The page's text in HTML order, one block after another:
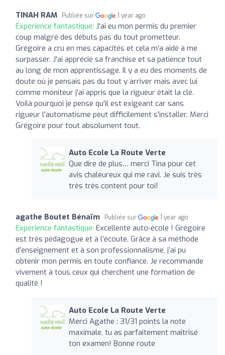
TINAH RAM Publiée sur 1 year ago
Expérience fantastique: J'ai eu mon permis du premier
coup malgré des débuts pas du tout prometteur.
Grégoire a cru en mes capacités et cela m'a aidé à me
surpasser. J'ai apprécié sa franchise et sa patience tout
au long de mon apprentissage. Il y a eu des moments de
doute où je pensais pas du tout y arriver mais avec lui
comme moniteur j'ai appris que la rigueur était la clé.
Voilà pourquoi je pense qu'il est exigeant car sans
rigueur l'automatisme peut difficilement s'installer. Merci
Grégoire pour tout absolument tout.
Auto Ecole La Route Verte
Que dire de plus… merci Tina pour cet
avis chaleureux qui me ravi. Je suis très
très très content pour toi!
agathe Boutet Bénaïm Publiée sur 1 year ago
Expérience fantastique: Excellente auto-école ! Grégoire
est très pédagogue et à l’écoute. Grâce à sa méthode
d’enseignement et à son professionnalisme, j’ai pu
obtenir mon permis en toute confiance. Je recommande
vivement à tous ceux qui cherchent une formation de
qualité !
Auto Ecole La Route Verte
Merci Agathe : 31/31 points la note
maximale, tu as parfaitement maîtrisé
ton examen! Bonne route